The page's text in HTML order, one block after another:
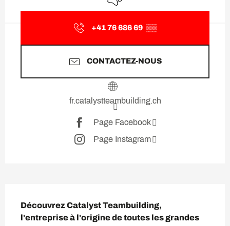
+41 76 686 69 ▒▒
CONTACTEZ-NOUS
fr.catalystteambuilding.ch
Page Facebook
Page Instagram
Découvrez Catalyst Teambuilding,
l'entreprise à l'origine de toutes les grandes